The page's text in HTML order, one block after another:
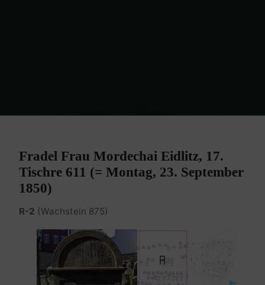
Fradel Frau Mordechai Eidlitz, 17.
Tischre 611 (= Montag, 23. September
1850)
R-2 (Wachstein 875)